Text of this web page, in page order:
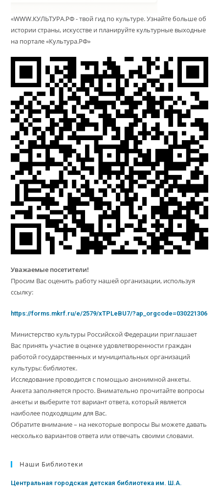
«WWW.КУЛЬТУРА.РФ - твой гид по культуре. Узнайте больше об
истории страны, искусстве и планируйте культурные выходные
на портале «Культура.РФ»
Уважаемые посетители!
Просим Вас оценить работу нашей организации, используя
ссылку:
https://forms.mkrf.ru/e/2579/xTPLeBU7/?ap_orgcode=030221306
Министерство культуры Российской Федерации приглашает
Вас принять участие в оценке удовлетворенности граждан
работой государственных и муниципальных организаций
культуры: библиотек.
Исследование проводится с помощью анонимной анкеты.
Анкета заполняется просто. Внимательно прочитайте вопросы
анкеты и выберите тот вариант ответа, который является
наиболее подходящим для Вас.
Обратите внимание – на некоторые вопросы Вы можете давать
несколько вариантов ответа или отвечать своими словами.
Наши Библиотеки
Центральная городская детская библиотека им. Ш.А.